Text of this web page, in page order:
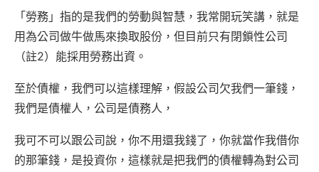
「勞務」指的是我們的勞動與智慧，我常開玩笑講，就是
用為公司做牛做馬來換取股份，但目前只有閉鎖性公司
（註2）能採用勞務出資。
至於債權，我們可以這樣理解，假設公司欠我們一筆錢，
我們是債權人，公司是債務人，
我可不可以跟公司說，你不用還我錢了，你就當作我借你
的那筆錢，是投資你，這樣就是把我們的債權轉為對公司